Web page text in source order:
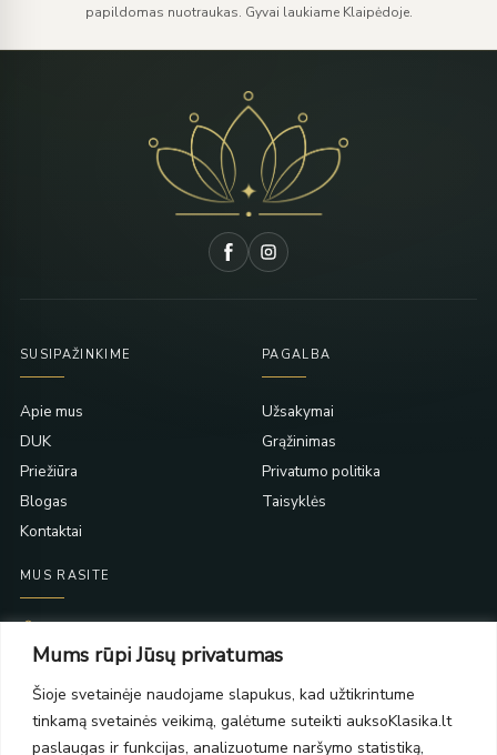
Mums rūpi Jūsų privatumas
Šioje svetainėje naudojame slapukus, kad užtikrintume
tinkamą svetainės veikimą, galėtume suteikti auksoKlasika.lt
paslaugas ir funkcijas, analizuotume naršymo statistiką,
papildomas nuotraukas. Gyvai laukiame Klaipėdoje.
SUSIPAŽINKIME
Apie mus
DUK
Priežiūra
Blogas
Kontaktai
PAGALBA
Užsakymai
Grąžinimas
Privatumo politika
Taisyklės
MUS RASITE
PC Molas, Klaipėda
PC BIG 2, Klaipėda
Šilutės pl. 35
PC Banginis, Klaipėda